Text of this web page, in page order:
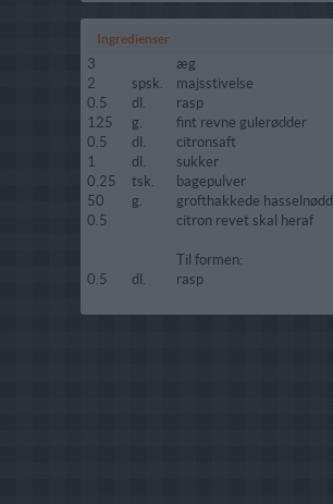
Ingredienser
3
æg
2
spsk.
majsstivelse
0.5
dl.
rasp
125
g.
fint revne gulerødder
0.5
dl.
citronsaft
1
dl.
sukker
0.25
tsk.
bagepulver
50
g.
grofthakkede
0.5
citron revet skal heraf
Til formen:
0.5
dl. rasp